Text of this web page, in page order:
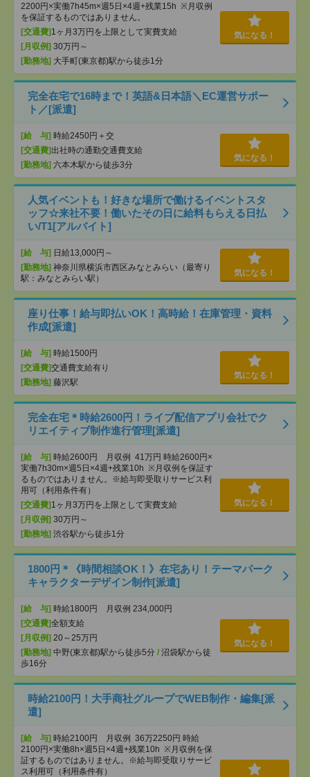
2200円×実働7h45m×週5日×4週+残業15h ※月収例
を保証するものではありません。
[交通費]1ヶ月3万円を上限として実費支給
[月収例] 30万円～
[勤務地] 大手町(東京都)駅から徒歩1分
気になる！
完全在宅で16時まで！英語&日本語＼EC運営サポー
ト／[派遣]
[給 与] 時給2450円＋交
[交通費]出社時の通勤交通費支給
[勤務地] 六本木駅から徒歩3分
気になる！
人気イベントも！好きな場所で働けるイベントスタ
ッフ☆来社不要！働いたその日に給料もらえる日払
い/T1[アルバイト]
[給 与] 日給13,000円～
[勤務地] 神奈川県横浜市西区みなとみらい（最寄り
駅：みなとみらい駅）
気になる！
座り仕事！給与即払いOK！高時給！在庫管理・資料
作成[派遣]
[給 与] 時給1500円
[交通費]交通費支給有り
[勤務地] 藤沢駅
気になる！
完全在宅＊時給2600円！ライブ配信アプリ会社でク
リエイティブ制作進行管理[派遣]
[給 与] 時給2600円 月収例 41万円 時給2600円×
実働7h30m×週5日×4週+残業10h ※月収例を保証す
るものではありません。※給与即受取りサービス利
用可（利用条件有）
[交通費]1ヶ月3万円を上限として実費支給
[月収例] 30万円～
[勤務地] 渋谷駅から徒歩1分
気になる！
1800円＊《時間相談OK！》在宅あり！テーマパーク
キャラクターデザイン制作[派遣]
[給 与] 時給1800円 月収例 234,000円
[交通費]全額支給
[月収例] 20～25万円
[勤務地] 中野(東京都)駅から徒歩5分 / 沼袋駅から徒
歩16分
気になる！
時給2100円！大手商社グループでWEB制作・編集[派
遣]
[給 与] 時給2100円 月収例 36万2250円 時給
2100円×実働8h×週5日×4週+残業10h ※月収例を保
証するものではありません。※給与即受取りサービ
ス利用可（利用条件有）